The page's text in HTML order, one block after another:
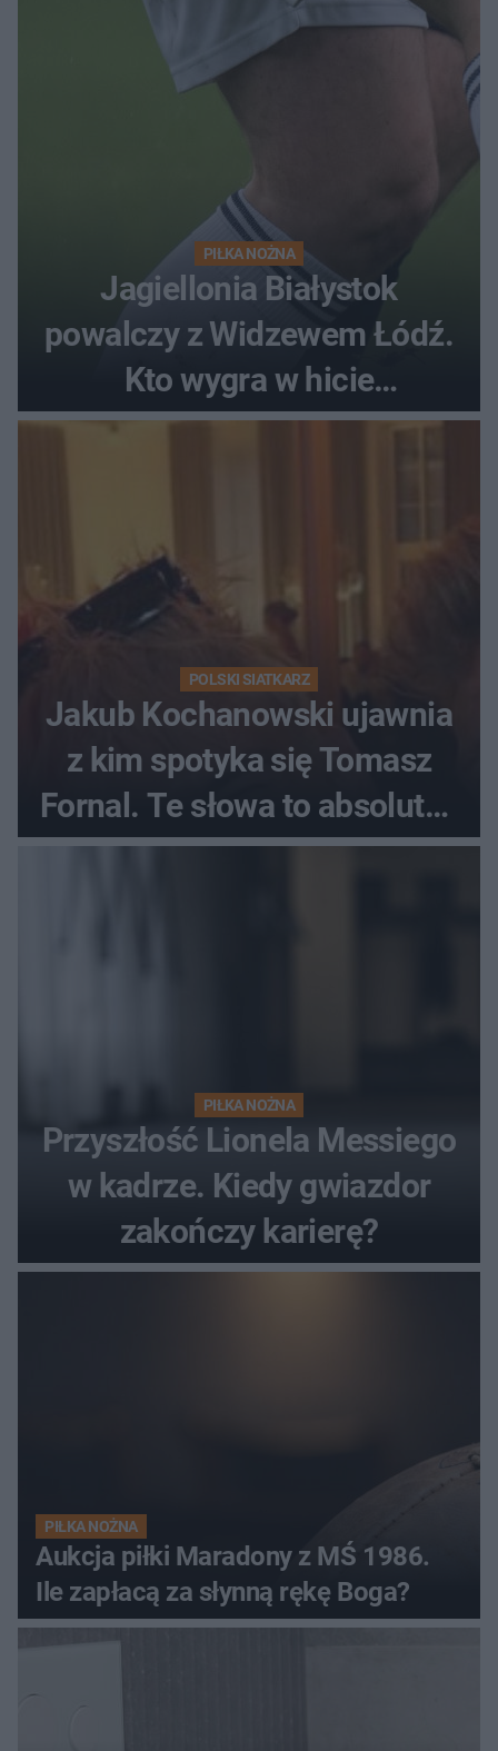
PIŁKA NOŻNA
Jagiellonia Białystok
powalczy z Widzewem Łódź.
Kto wygra w hicie
Ekstraklasy?
POLSKI SIATKARZ
Jakub Kochanowski ujawnia
z kim spotyka się Tomasz
Fornal. Te słowa to absolutny
hit
PIŁKA NOŻNA
Przyszłość Lionela Messiego
w kadrze. Kiedy gwiazdor
zakończy karierę?
PIŁKA NOŻNA
Aukcja piłki Maradony z MŚ 1986.
Ile zapłacą za słynną rękę Boga?